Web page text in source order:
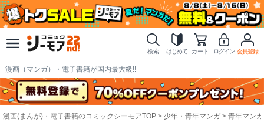
検索 はじめて カート ログイン 会員登録
漫画（マンガ）・電子書籍が国内最大級!!
漫画(まんが)・電子書籍のコミックシーモアTOP 少年・青年マンガ 青年マンガ